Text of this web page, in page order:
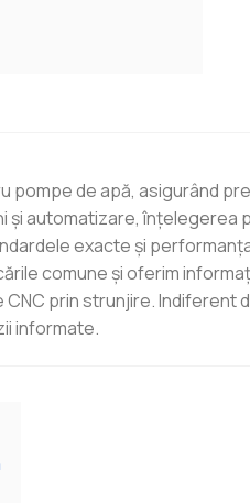
pompe de apă, asigurând
și automatizare, înțelegerea
exacte și
comune și oferim
prin strunjire. Indiferent
informate.